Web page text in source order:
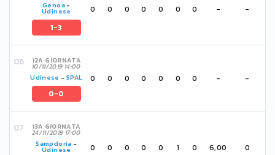
Genoa-
Udinese
1-3
0 0 0 0 0 0 0 - -
12A GIORNATA
10/11/2019 14:00
Udinese - SPAL
0-0
0 0 0 0 0 0 0 - -
13A GIORNATA
24/11/2019 17:00
Sampdoria -
Udinese 0 0 0 0 0 1 0 6,00 0